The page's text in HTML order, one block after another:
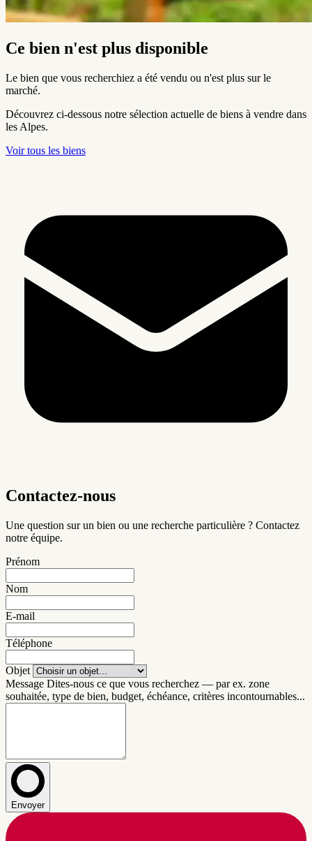
Ce bien n'est plus disponible
Le bien que vous recherchiez a été vendu ou n'est plus sur le
marché.
Découvrez ci-dessous notre sélection actuelle de biens à vendre dans
les Alpes.
Voir tous les biens
Contactez-nous
Une question sur un bien ou une recherche particulière ? Contactez
notre équipe.
Prénom
Nom
E-mail
Téléphone
Objet
Message Dites-nous ce que vous recherchez — par ex. zone
souhaitée, type de bien, budget, échéance, critères incontournables...
Envoyer